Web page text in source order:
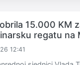
15.000 KM
regatu na
12:41